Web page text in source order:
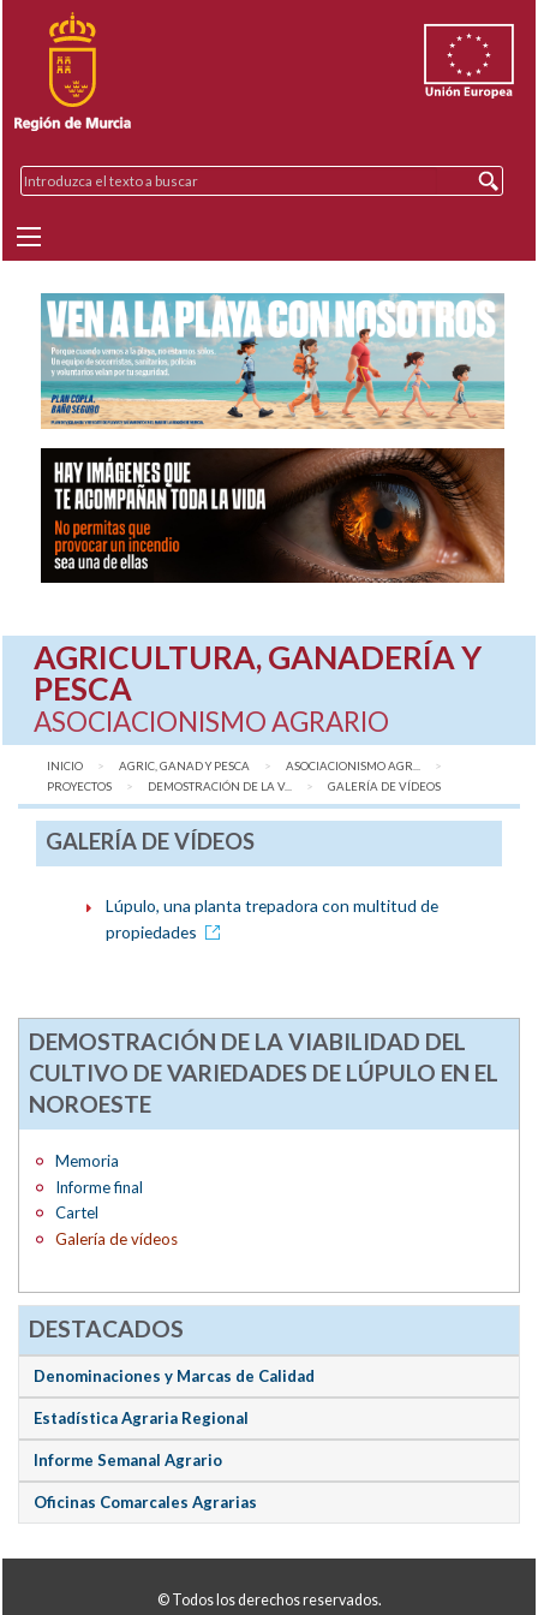
AGRICULTURA, GANADERÍA Y
PESCA
ASOCIACIONISMO AGRARIO
INICIO AGRIC, GANAD Y PESCA
ASOCIACIONISMO AGR...
PROYECTOS
DEMOSTRACIÓN DE LA V... AQUÍ:
GALERÍA DE VÍDEOS
GALERÍA DE VÍDEOS
Lúpulo, una planta trepadora con multitud de
propiedades
DEMOSTRACIÓN DE LA VIABILIDAD DEL
CULTIVO DE VARIEDADES DE LÚPULO EN EL
NOROESTE
Memoria
Informe final
Cartel
Galería de vídeos
DESTACADOS
Denominaciones y Marcas de Calidad
Estadística Agraria Regional
Informe Semanal Agrario
Oficinas Comarcales Agrarias
© Todos los derechos reservados.